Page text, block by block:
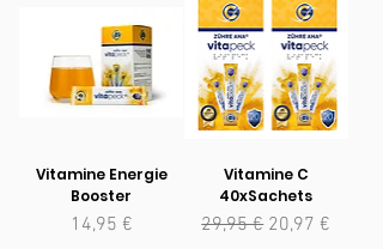
Vitamine Energie
Booster
Pris
14,95 €
Vitamine C
40xSachets
Ordinarie pris
29,95 € Reapris
20,97 €